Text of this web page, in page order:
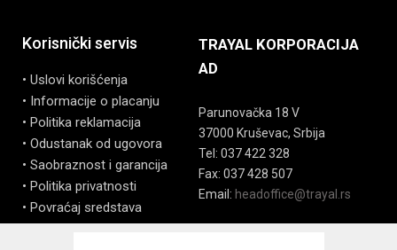
Korisnički servis
• Uslovi korišćenja
• Informacije o placanju
• Politika reklamacija
• Odustanak od ugovora
• Saobraznost i garancija
• Politika privatnosti
• Povraćaj sredstava
TRAYAL KORPORACIJA
AD
Parunovačka 18 V
37000 Kruševac, Srbija
Tel: 037 422 328
Fax: 037 428 507
Email: headoffice@trayal.rs